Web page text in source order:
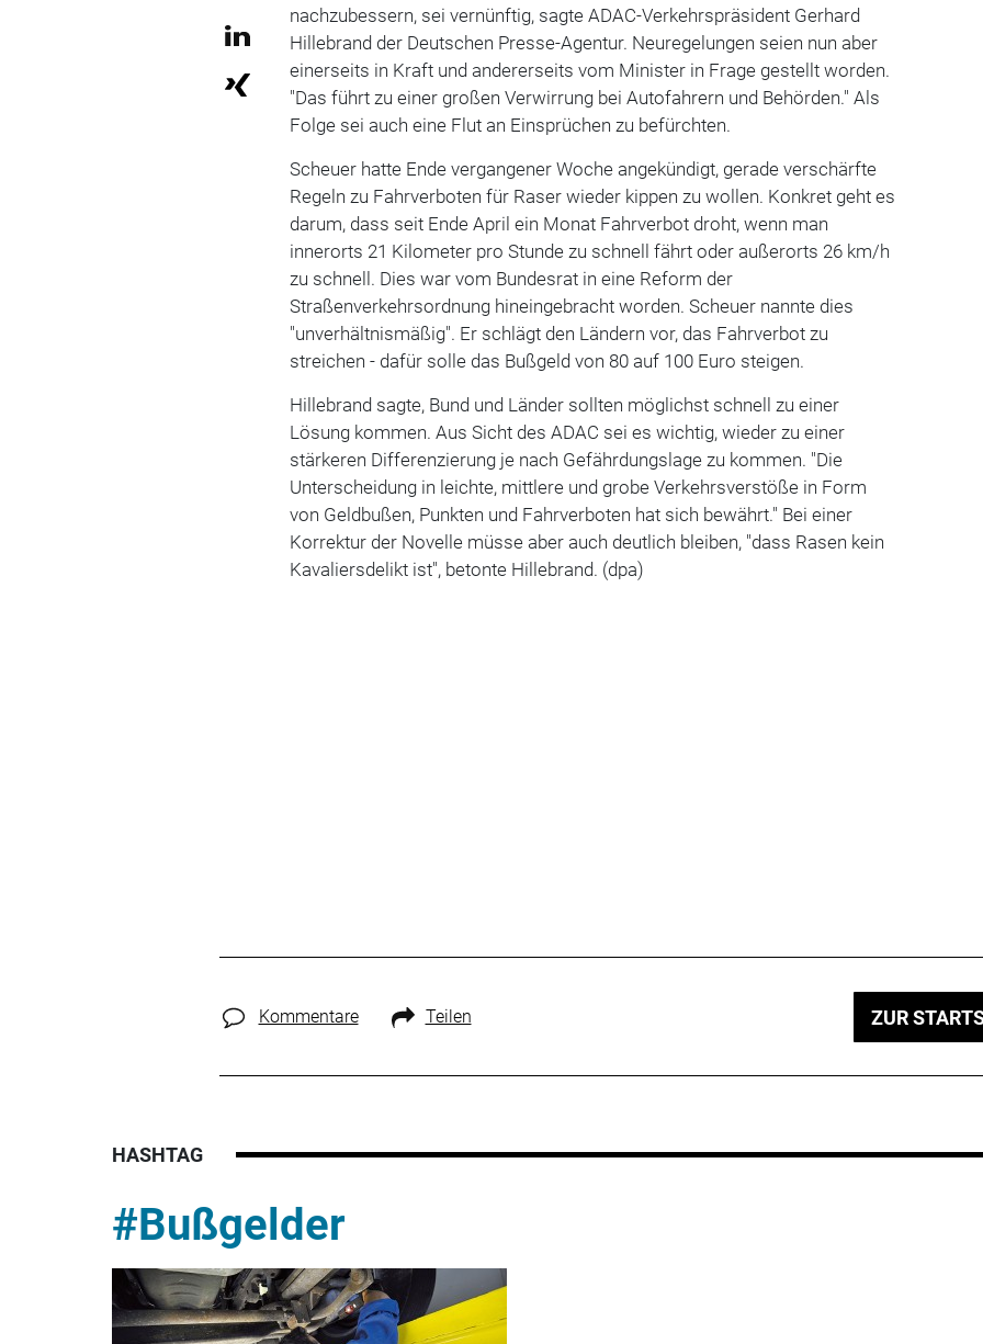
nachzubessern, sei vernünftig, sagte ADAC-Verkehrspräsident Gerhard
Hillebrand der Deutschen Presse-Agentur. Neuregelungen seien nun aber
einerseits in Kraft und andererseits vom Minister in Frage gestellt worden.
"Das führt zu einer großen Verwirrung bei Autofahrern und Behörden." Als
Folge sei auch eine Flut an Einsprüchen zu befürchten.
Scheuer hatte Ende vergangener Woche angekündigt, gerade verschärfte
Regeln zu Fahrverboten für Raser wieder kippen zu wollen. Konkret geht es
darum, dass seit Ende April ein Monat Fahrverbot droht, wenn man
innerorts 21 Kilometer pro Stunde zu schnell fährt oder außerorts 26 km/h
zu schnell. Dies war vom Bundesrat in eine Reform der
Straßenverkehrsordnung hineingebracht worden. Scheuer nannte dies
"unverhältnismäßig". Er schlägt den Ländern vor, das Fahrverbot zu
streichen - dafür solle das Bußgeld von 80 auf 100 Euro steigen.
Hillebrand sagte, Bund und Länder sollten möglichst schnell zu einer
Lösung kommen. Aus Sicht des ADAC sei es wichtig, wieder zu einer
stärkeren Differenzierung je nach Gefährdungslage zu kommen. "Die
Unterscheidung in leichte, mittlere und grobe Verkehrsverstöße in Form
von Geldbußen, Punkten und Fahrverboten hat sich bewährt." Bei einer
Korrektur der Novelle müsse aber auch deutlich bleiben, "dass Rasen kein
Kavaliersdelikt ist", betonte Hillebrand. (dpa)
Kommentare Teilen ZUR
HASHTAG
#Bußgelder